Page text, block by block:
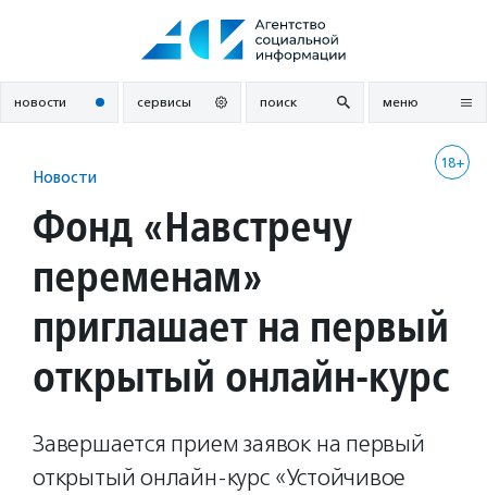
новости сервисы поиск меню
18+
Новости
Фонд «Навстречу
переменам»
приглашает на первый
открытый онлайн-курс
Завершается прием заявок на первый
открытый онлайн-курс «Устойчивое